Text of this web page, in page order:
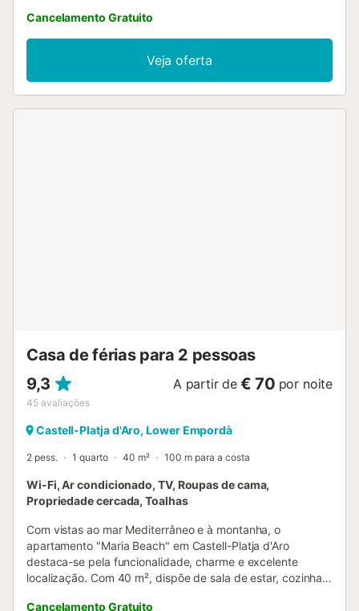
Cancelamento Gratuito
Veja oferta
Casa de férias para 2 pessoas
9,3
45 avaliações
A partir de € 70 por noite
Castell-Platja d'Aro, Lower Empordà
2 pess. 1 quarto 40 m² 100 m para a costa
Wi-Fi, Ar condicionado, TV, Roupas de cama,
Propriedade cercada, Toalhas
Com vistas ao mar Mediterrâneo e à montanha, o
apartamento "Maria Beach" em Castell-Platja d'Aro
destaca-se pela funcionalidade, charme e excelente
localização. Com 40 m², dispõe de sala de estar, cozinha
Cancelamento Gratuito